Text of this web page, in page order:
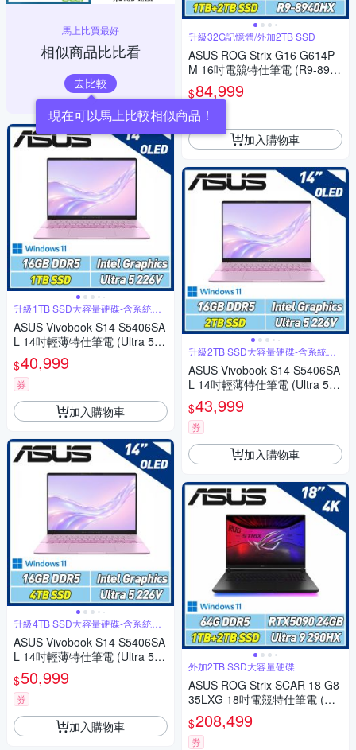
馬上比買最好
相似商品比比看
去比較
升級1TB SSD大容量硬碟-含系統轉
移
ASUS Vivobook S14 S5406SA
L 14吋輕薄特仕筆電 (Ultra 5 2
26V/16G/1TB SSD/OLED/莓果
粉)
$40,999
券
加入購物車
升級4TB SSD大容量硬碟-含系統轉
移
ASUS Vivobook S14 S5406SA
L 14吋輕薄特仕筆電 (Ultra 5 2
26V/16G/4TB SSD/OLED/莓果
粉)
$50,999
券
加入購物車
升級32G記憶體/外加2TB SSD
ASUS ROG Strix G16 G614P
M 16吋電競特仕筆電 (R9-8940
HX/16G+16G/1TB+2TB SSD/
RTX5060/幻潮黑)
$84,999
券
加入購物車
升級2TB SSD大容量硬碟-含系統轉
移
ASUS Vivobook S14 S5406SA
L 14吋輕薄特仕筆電 (Ultra 5 2
26V/16G/2TB SSD/OLED/莓果
粉)
$43,999
券
加入購物車
外加2TB SSD大容量硬碟
ASUS ROG Strix SCAR 18 G8
35LXG 18吋電競特仕筆電 (U9-
290HX Plus/64GB/1TB+2TB S
SD/RTX5090/闇夜黑)
$208,499
券